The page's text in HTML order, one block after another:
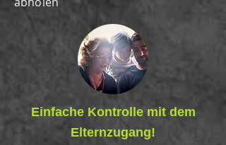
Einfache Kontrolle mit dem
Elternzugang!